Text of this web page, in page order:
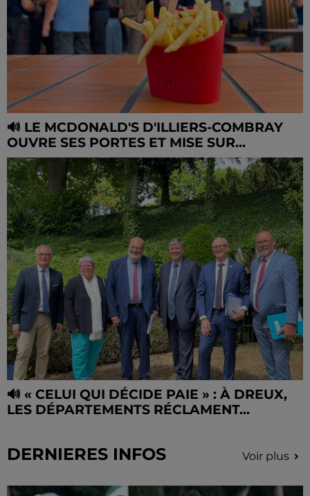
🔊 LE MCDONALD'S D'ILLIERS-COMBRAY
OUVRE SES PORTES ET MISE SUR...
🔊 « CELUI QUI DÉCIDE PAIE » : À DREUX,
LES DÉPARTEMENTS RÉCLAMENT...
DERNIERES INFOS Voir plus